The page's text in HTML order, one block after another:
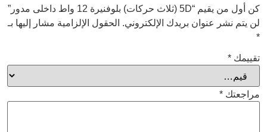
كن أول من يقيم “5D (ثلاث حركات) بلوفنيرة 12 واط داخلى مدور”
لن يتم نشر عنوان بريدك الإلكتروني. الحقول الإلزامية مشار إليها بـ
*
تقييمك *
مراجعتك *